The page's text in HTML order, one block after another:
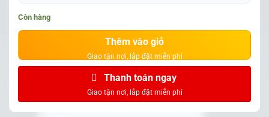
Còn hàng
Thêm vào giỏ
Thanh toán ngay